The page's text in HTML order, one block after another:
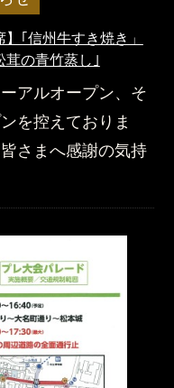
｢信州牛すき焼き」
茸の青竹蒸し｣
アルオープン、そ
を控えておりま
さまへ感謝の気持